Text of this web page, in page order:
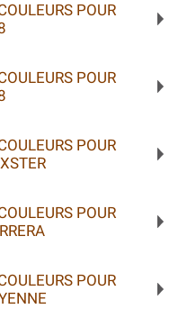
POUR
POUR
POUR
POUR
POUR